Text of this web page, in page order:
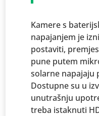
Kamere s
napajanjem je
postaviti,
pune putem
solarne napajaju
Dostupne su u
unutrašnju
treba istaknuti